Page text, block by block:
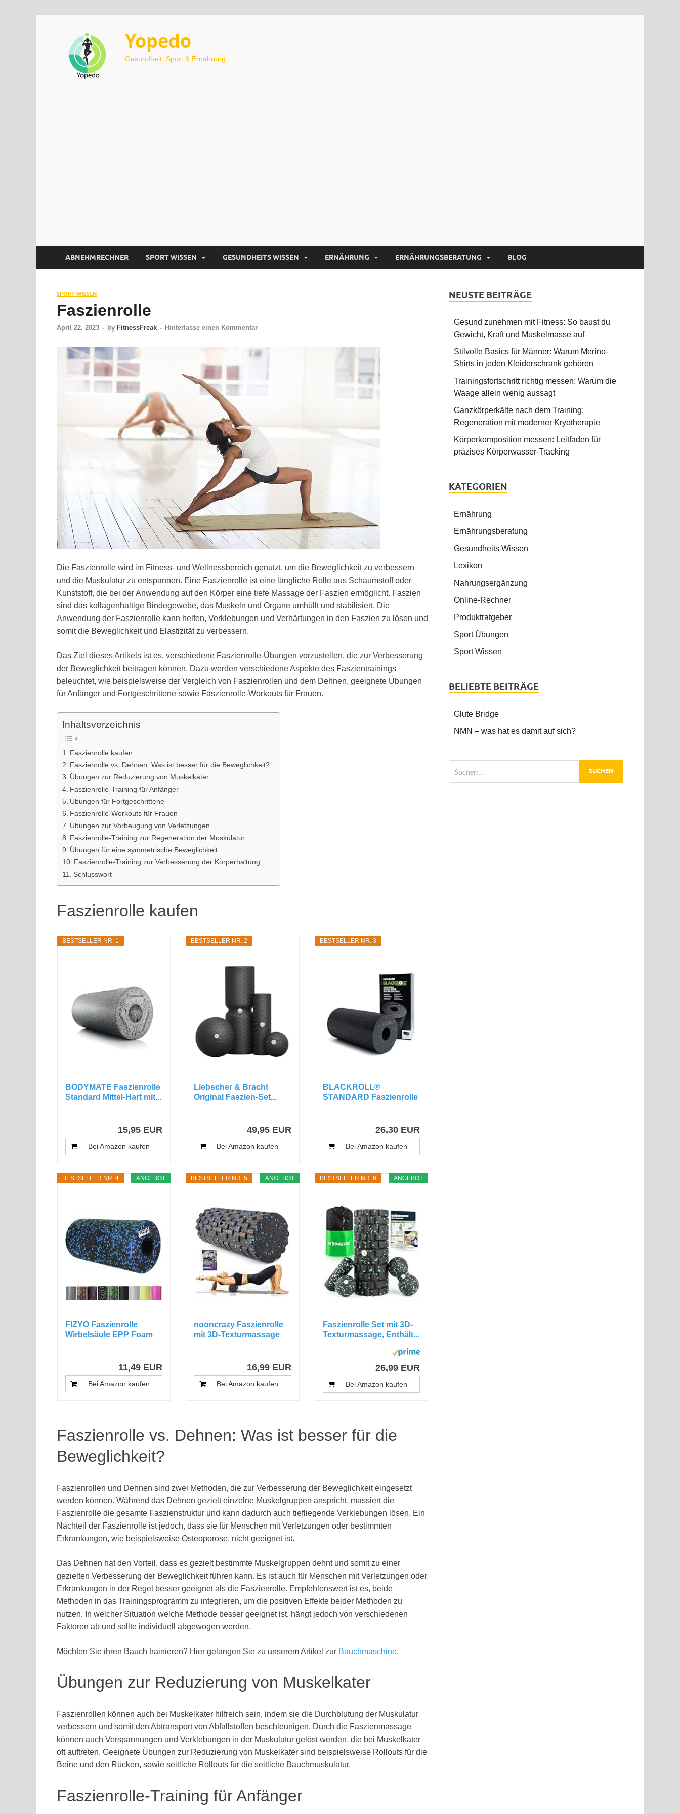
Yopedo
Gesundheit, Sport & Ernährung
ABNEHMRECHNER SPORT WISSEN GESUNDHEITS WISSEN ERNÄHRUNG ERNÄHRUNGSBERATUNG BLOG
SPORT WISSEN
Faszienrolle
April 22, 2023 - by FitnessFreak - Hinterlasse einen Kommentar
Die Faszienrolle wird im Fitness- und Wellnessbereich genutzt, um die Beweglichkeit zu verbessern
und die Muskulatur zu entspannen. Eine Faszienrolle ist eine längliche Rolle aus Schaumstoff oder
Kunststoff, die bei der Anwendung auf den Körper eine tiefe Massage der Faszien ermöglicht. Faszien
sind das kollagenhaltige Bindegewebe, das Muskeln und Organe umhüllt und stabilisiert. Die
Anwendung der Faszienrolle kann helfen, Verklebungen und Verhärtungen in den Faszien zu lösen und
somit die Beweglichkeit und Elastizität zu verbessern.
Das Ziel dieses Artikels ist es, verschiedene Faszienrolle-Übungen vorzustellen, die zur Verbesserung
der Beweglichkeit beitragen können. Dazu werden verschiedene Aspekte des Faszientrainings
beleuchtet, wie beispielsweise der Vergleich von Faszienrollen und dem Dehnen, geeignete Übungen
für Anfänger und Fortgeschrittene sowie Faszienrolle-Workouts für Frauen.
Inhaltsverzeichnis
Faszienrolle kaufen
Faszienrolle vs. Dehnen: Was ist besser für die Beweglichkeit?
Übungen zur Reduzierung von Muskelkater
Faszienrolle-Training für Anfänger
Übungen für Fortgeschrittene
Faszienrolle-Workouts für Frauen
Übungen zur Vorbeugung von Verletzungen
Faszienrolle-Training zur Regeneration der Muskulatur
Übungen für eine symmetrische Beweglichkeit
Faszienrolle-Training zur Verbesserung der Körperhaltung
Schlusswort
Faszienrolle kaufen
BESTSELLER NR. 1
BODYMATE Faszienrolle
Standard Mittel-Hart mit...
15,95 EUR
Bei Amazon kaufen
BESTSELLER NR. 2
Liebscher & Bracht
Original Faszien-Set...
49,95 EUR
Bei Amazon kaufen
BESTSELLER NR. 3
BLACKROLL®
STANDARD Faszienrolle
26,30 EUR
Bei Amazon kaufen
ANGEBOT
BESTSELLER NR. 4
FIZYO Faszienrolle
Wirbelsäule EPP Foam
11,49 EUR
Bei Amazon kaufen
ANGEBOT
BESTSELLER NR. 5
nooncrazy Faszienrolle
mit 3D-Texturmassage
16,99 EUR
Bei Amazon kaufen
ANGEBOT
BESTSELLER NR. 6
Faszienrolle Set mit 3D-
Texturmassage, Enthält...
26,99 EUR
Bei Amazon kaufen
Faszienrolle vs. Dehnen: Was ist besser für die
Beweglichkeit?
Faszienrollen und Dehnen sind zwei Methoden, die zur Verbesserung der Beweglichkeit eingesetzt
werden können. Während das Dehnen gezielt einzelne Muskelgruppen anspricht, massiert die
Faszienrolle die gesamte Faszienstruktur und kann dadurch auch tiefliegende Verklebungen lösen. Ein
Nachteil der Faszienrolle ist jedoch, dass sie für Menschen mit Verletzungen oder bestimmten
Erkrankungen, wie beispielsweise Osteoporose, nicht geeignet ist.
Das Dehnen hat den Vorteil, dass es gezielt bestimmte Muskelgruppen dehnt und somit zu einer
gezielten Verbesserung der Beweglichkeit führen kann. Es ist auch für Menschen mit Verletzungen oder
Erkrankungen in der Regel besser geeignet als die Faszienrolle. Empfehlenswert ist es, beide
Methoden in das Trainingsprogramm zu integrieren, um die positiven Effekte beider Methoden zu
nutzen. In welcher Situation welche Methode besser geeignet ist, hängt jedoch von verschiedenen
Faktoren ab und sollte individuell abgewogen werden.
Möchten Sie ihren Bauch trainieren? Hier gelangen Sie zu unserem Artikel zur Bauchmaschine.
Übungen zur Reduzierung von Muskelkater
Faszienrollen können auch bei Muskelkater hilfreich sein, indem sie die Durchblutung der Muskulatur
verbessern und somit den Abtransport von Abfallstoffen beschleunigen. Durch die Faszienmassage
können auch Verspannungen und Verklebungen in der Muskulatur gelöst werden, die bei Muskelkater
oft auftreten. Geeignete Übungen zur Reduzierung von Muskelkater sind beispielsweise Rollouts für die
Beine und den Rücken, sowie seitliche Rollouts für die seitliche Bauchmuskulatur.
Faszienrolle-Training für Anfänger
NEUSTE BEITRÄGE
Gesund zunehmen mit Fitness: So baust du
Gewicht, Kraft und Muskelmasse auf
Stilvolle Basics für Männer: Warum Merino-
Shirts in jeden Kleiderschrank gehören
Trainingsfortschritt richtig messen: Warum die
Waage allein wenig aussagt
Ganzkörperkälte nach dem Training:
Regeneration mit moderner Kryotherapie
Körperkomposition messen: Leitfaden für
präzises Körperwasser-Tracking
KATEGORIEN
Ernährung
Ernährungsberatung
Gesundheits Wissen
Lexikon
Nahrungsergänzung
Online-Rechner
Produktratgeber
Sport Übungen
Sport Wissen
BELIEBTE BEITRÄGE
Glute Bridge
NMN – was hat es damit auf sich?